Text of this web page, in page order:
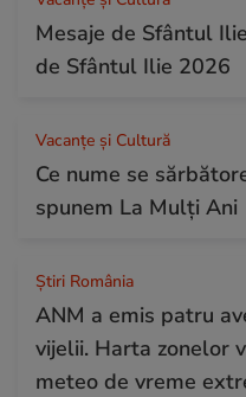
Mesaje de Sfântul
de Sfântul Ilie 2026
Vacanțe și Cultură
Ce nume se
spunem La Mulți Ani
Știri România
ANM a emis patru
vijelii. Harta zonelor
meteo de vreme